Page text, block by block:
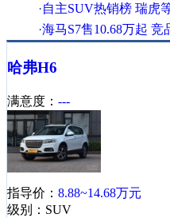
·自主SUV热销榜 瑞虎
·海马S7售10.68万起
·海马S7/奔腾X80领衔 6
·
·最低11万 奔腾X80领
·夏季防爆胎 6款配备胎
·哈弗H6购车赠5000元
·尽享越野激情! 途胜/逍
·哈弗H6等五款自主
哈弗H6
满意度： ---
指导价： 8.88~14.68万元
级别：SUV